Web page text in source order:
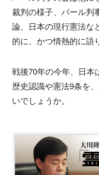
裁判の様子、パール判
論、日本の現行憲法な
的に、かつ情熱的に語
戦後70年の今年、日本
歴史認識や憲法9条を
いでしょうか。